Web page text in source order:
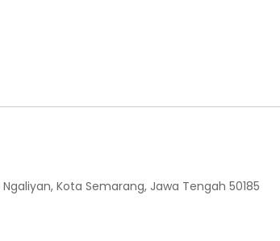
Kota Semarang, Jawa Tengah 50185